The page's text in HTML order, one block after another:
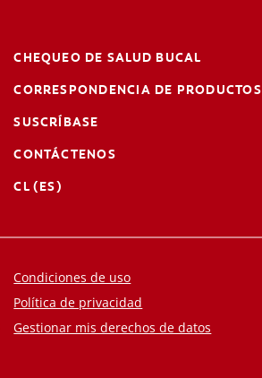
CHEQUEO DE SALUD BUCAL
CORRESPONDENCIA DE PRODUCTOS
SUSCRÍBASE
CONTÁCTENOS
CL (ES)
Condiciones de uso
Política de privacidad
Gestionar mis derechos de datos